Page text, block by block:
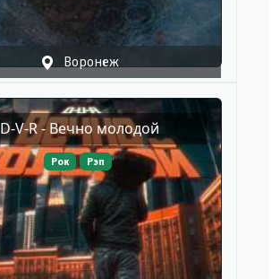
Воронеж
D-V-R - Вечно молодой
Рок Рэп